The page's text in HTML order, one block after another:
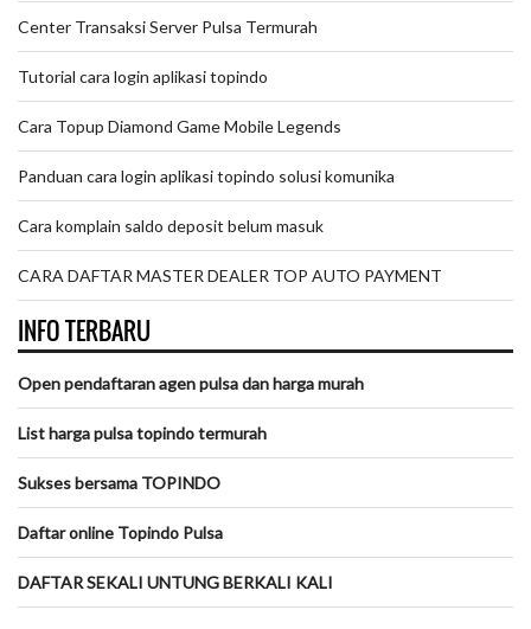
Center Transaksi Server Pulsa Termurah
Tutorial cara login aplikasi topindo
Cara Topup Diamond Game Mobile Legends
Panduan cara login aplikasi topindo solusi komunika
Cara komplain saldo deposit belum masuk
CARA DAFTAR MASTER DEALER TOP AUTO PAYMENT
INFO TERBARU
Open pendaftaran agen pulsa dan harga murah
List harga pulsa topindo termurah
Sukses bersama TOPINDO
Daftar online Topindo Pulsa
DAFTAR SEKALI UNTUNG BERKALI KALI